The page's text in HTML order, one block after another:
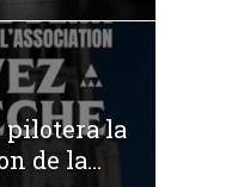
pilotera la
de la...